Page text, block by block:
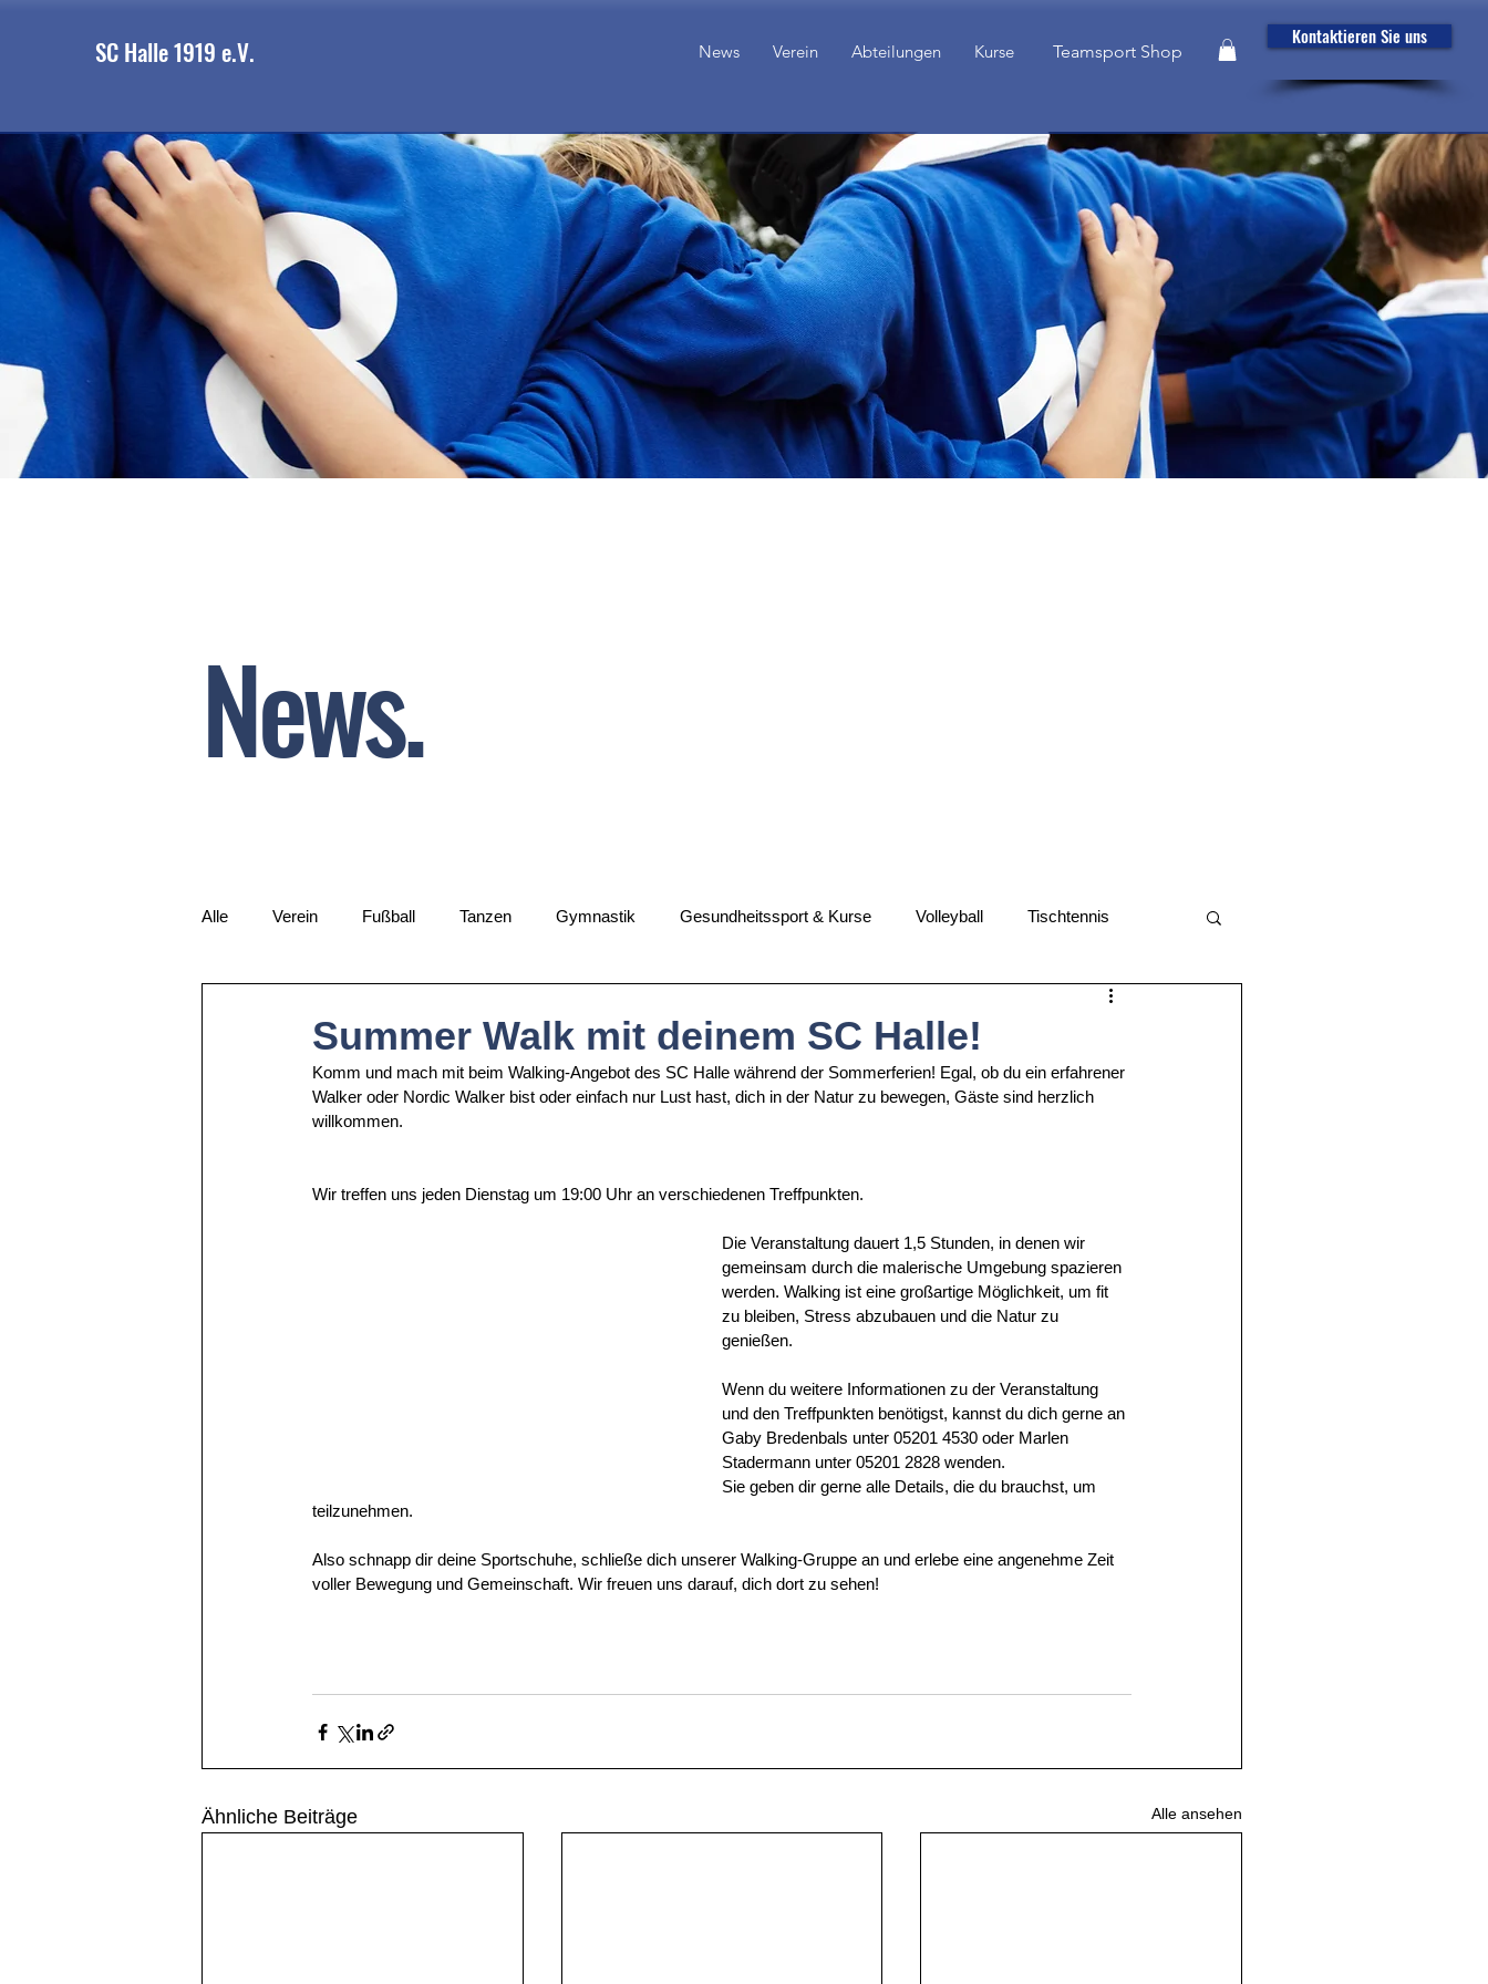
SC Halle 1919 e.V. News Verein Abteilungen Kurse Teamsport Shop
Kontaktieren Sie uns
News.
Alle Verein Fußball Tanzen Gymnastik Gesundheitssport & Kurse Volleyball Tischtennis
Summer Walk mit deinem SC Halle!
Komm und mach mit beim Walking-Angebot des SC Halle während der Sommerferien! Egal, ob du ein erfahrener
Walker oder Nordic Walker bist oder einfach nur Lust hast, dich in der Natur zu bewegen, Gäste sind herzlich
willkommen.
Wir treffen uns jeden Dienstag um 19:00 Uhr an verschiedenen Treffpunkten.
Die Veranstaltung dauert 1,5 Stunden, in denen wir
gemeinsam durch die malerische Umgebung spazieren
werden. Walking ist eine großartige Möglichkeit, um fit
zu bleiben, Stress abzubauen und die Natur zu
genießen.
Wenn du weitere Informationen zu der Veranstaltung
und den Treffpunkten benötigst, kannst du dich gerne an
Gaby Bredenbals unter 05201 4530 oder Marlen
Stadermann unter 05201 2828 wenden.
Sie geben dir gerne alle Details, die du brauchst, um
teilzunehmen.
Also schnapp dir deine Sportschuhe, schließe dich unserer Walking-Gruppe an und erlebe eine angenehme Zeit
voller Bewegung und Gemeinschaft. Wir freuen uns darauf, dich dort zu sehen!
Ähnliche Beiträge Alle ansehen